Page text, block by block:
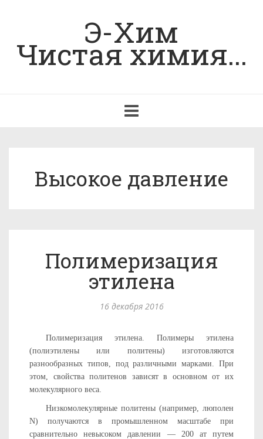
Э-Хим
Чистая химия...
navigation
Высокое давление
Полимеризация
этилена
16 декабря 2016
Полимеризация этилена. Полимеры этилена
(полиэтилены или политены) изготовляются
разнообразных типов, под различными марками. При
этом, свойства политенов зависят в основном от их
молекулярного веса.
Низкомолекулярные политены (например, люполен
N) полу­чаются в промышленном масштабе при
сравнительно невысоком давлении — 200 ат путем